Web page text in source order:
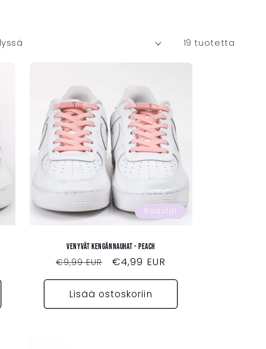
19 tuotetta
Säästä!
Venyvät kengännauhat - PEACH
Normaalihinta
€9,99 EUR Myyntihinta
€4,99 EUR
Lisää ostoskoriin